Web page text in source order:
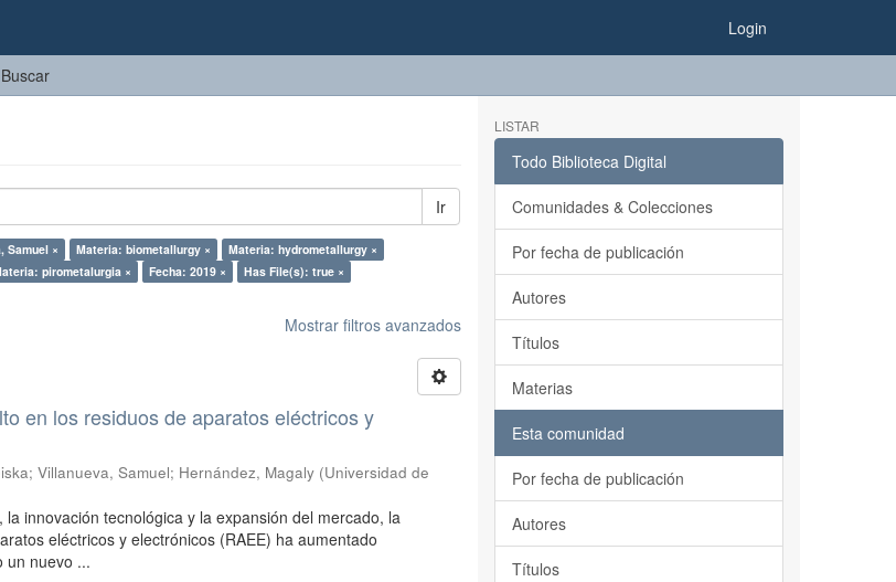
Login
Buscar
Ir
Samuel × Materia: biometallurgy ×
Materia: hydrometallurgy ×
pirometalurgia × Fecha: 2019 ×
Has File(s): true ×
Mostrar filtros avanzados
en los residuos de aparatos eléctricos y
;Villanueva, Samuel; Hernández, Magaly (Universidad de
innovación tecnológica y la expansión del mercado, la
eléctricos y electrónicos (RAEE) ha aumentado
un nuevo ...
LISTAR
Todo Biblioteca Digital
Comunidades & Colecciones
Por fecha de publicación
Autores
Títulos
Materias
Esta comunidad
Por fecha de publicación
Autores
Títulos